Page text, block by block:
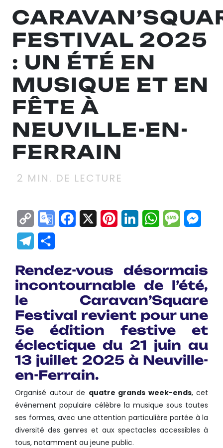
FESTIVAL 2025
: UN ÉTÉ EN
MUSIQUE ET EN
FÊTE À
NEUVILLE-EN-
FERRAIN
2 MIN. DE LECTURE
Copy
Link
GoogleFacebook
X Pinterest
LinkedInWhatsApp
Telegram
Rendez-vous désormais
incontournable de l’été,
le Caravan’Square
Festival revient pour une
5e édition festive et
éclectique du 21 juin au
13 juillet 2025à Neuville-
en-Ferrain.
Organisé autour de quatre grands week-ends, cet
événement populaire célèbre la musique sous toutes
ses formes, avec une attention particulière portée à la
diversité des genres et aux spectacles accessibles à
tous, notamment au jeune public.